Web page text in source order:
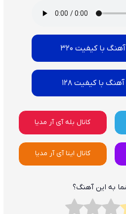
با کیفیت 320
آهنگ با کیفیت 128
کانال بله آی آر مدیا
کانال ایتا آی آر مدیا
به این آهنگ؟